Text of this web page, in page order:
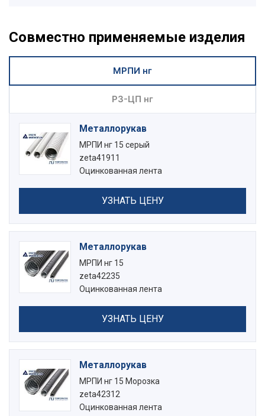
Совместно применяемые изделия
МРПИ нг
РЗ-ЦП нг
Металлорукав
МРПИ нг 15 серый
zeta41911
Оцинкованная лента
УЗНАТЬ ЦЕНУ
Металлорукав
МРПИ нг 15
zeta42235
Оцинкованная лента
УЗНАТЬ ЦЕНУ
Металлорукав
МРПИ нг 15 Морозка
zeta42312
Оцинкованная лента